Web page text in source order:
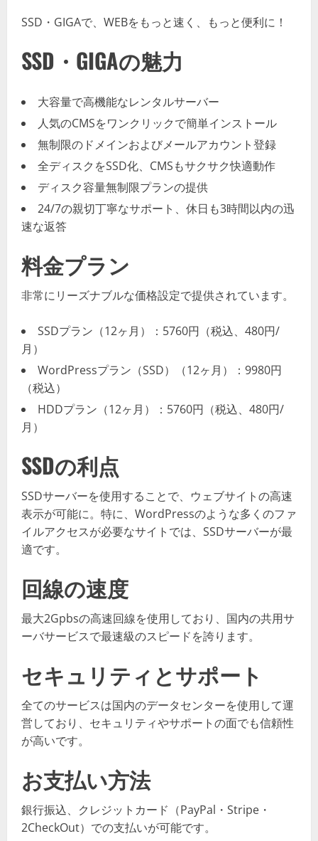
​​SSD・GIGAで、WEBをもっと速く、もっと便利に！
SSD・GIGAの魅力
大容量で高機能なレンタルサーバー
人気のCMSをワンクリックで簡単インストール
無制限のドメインおよびメールアカウント登録
全ディスクをSSD化、CMSもサクサク快適動作
ディスク容量無制限プランの提供
24/7の親切丁寧なサポート、休日も3時間以内の迅
速な返答
料金プラン
非常にリーズナブルな価格設定で提供されています。
SSDプラン（12ヶ月）：5760円（税込、480円/
月）
WordPressプラン（SSD）（12ヶ月）：9980円
（税込）
HDDプラン（12ヶ月）：5760円（税込、480円/
月）
SSDの利点
SSDサーバーを使用することで、ウェブサイトの高速
表示が可能に。特に、WordPressのような多くのファ
イルアクセスが必要なサイトでは、SSDサーバーが最
適です。
回線の速度
最大2Gpbsの高速回線を使用しており、国内の共用サ
ーバサービスで最速級のスピードを誇ります。
セキュリティとサポート
全てのサービスは国内のデータセンターを使用して運
営しており、セキュリティやサポートの面でも信頼性
が高いです。
お支払い方法
銀行振込、クレジットカード（PayPal・Stripe・
2CheckOut）での支払いが可能です。